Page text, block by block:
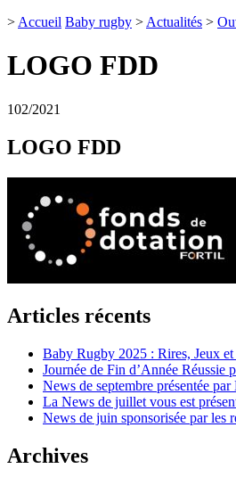
> Accueil Baby rugby > Actualités >
LOGO FDD
102/2021
LOGO FDD
Articles récents
Baby Rugby 2025 : Rires, Jeux et
Journée de Fin d’Année Réussie
News de septembre présentée
La News de juillet vous est
News de juin sponsorisée par les
Archives